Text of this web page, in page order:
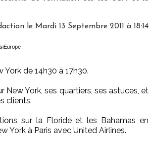
le Mardi 13 Septembre 2011 à 18:14
de 14h30 à 17h30.
York, ses quartiers, ses astuces, et
clients.
sur la Floride et les Bahamas en
York à Paris avec United Airlines.